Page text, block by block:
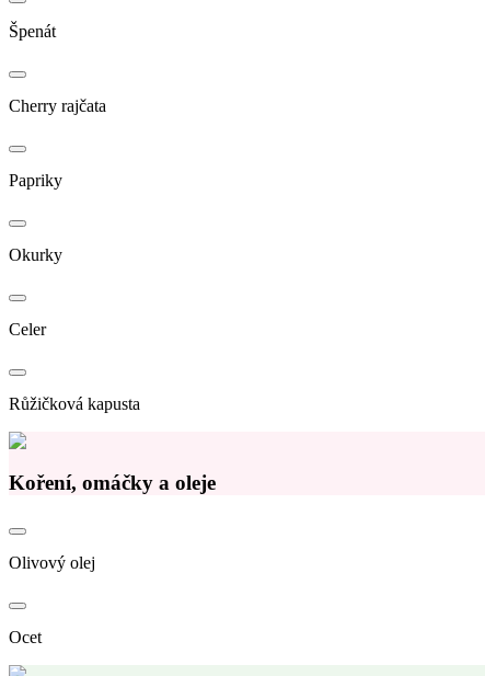
Špenát
Cherry rajčata
Papriky
Okurky
Celer
Růžičková kapusta
Koření, omáčky a oleje
Olivový olej
Ocet